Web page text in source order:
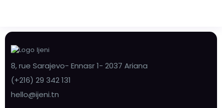
8, rue Sarajevo- Ennasr 1- 2037 Ariana
(+216) 29 342 131
hello@ijeni.tn